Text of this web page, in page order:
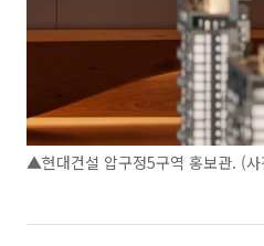
▲현대건설 압구정5구역 홍보관. (사